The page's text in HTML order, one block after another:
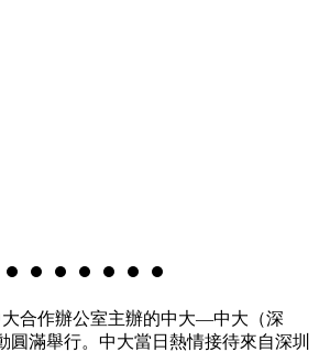
大合作辦公室主辦的中大—中大（深
圓滿舉行。中大當日熱情接待來自深圳